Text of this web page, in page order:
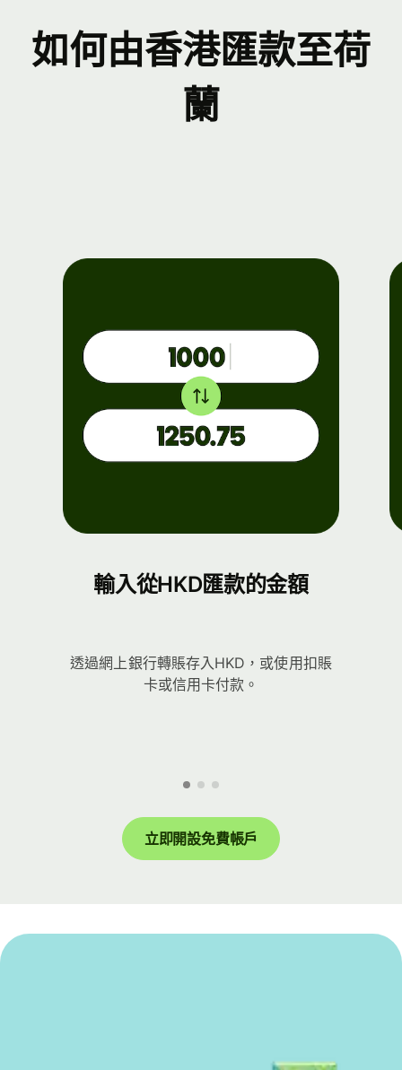
如何由香港匯款至荷
蘭
輸入從HKD匯款的金額
透過網上銀行轉賬存入HKD，或使用扣賬
卡或信用卡付款。
立即開設免費帳戶